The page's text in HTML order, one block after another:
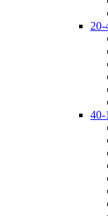
40-